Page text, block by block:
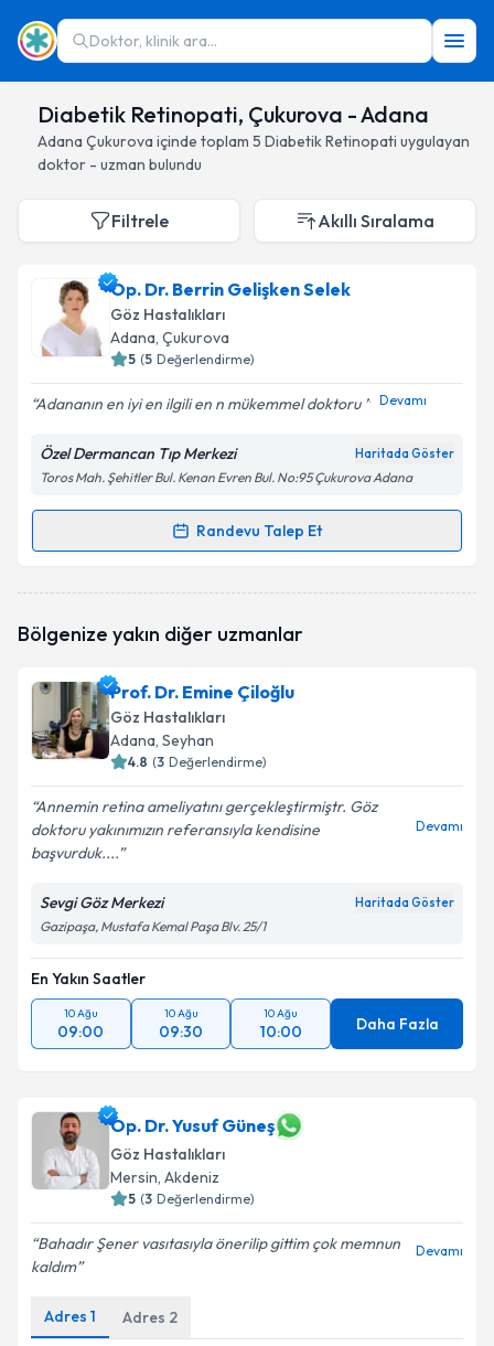
Doktor, klinik ara...
Diabetik Retinopati, Çukurova - Adana
Adana Çukurova içinde toplam 5 Diabetik Retinopati uygulayan
doktor - uzman bulundu
Filtrele Akıllı Sıralama
Op. Dr. Berrin Gelişken Selek
Göz Hastalıkları
Adana, Çukurova
5 (5 Değerlendirme)
Adananın en iyi en ilgili en n mükemmel doktoru ️️️ Devamı
Özel Dermancan Tıp Merkezi Haritada Göster
Toros Mah. Şehitler Bul. Kenan Evren Bul. No:95 Çukurova Adana
Randevu Talep Et
Randevu Takvimi Talebi
talebi oluşturun. Size bu uzmandan randevu almanız
bilgilendireceğiz.
E-posta Adresiniz
Kişisel verilerimin işlenmesine ilişkin
Aydınlatma
Metni
Bölgenize yakın diğer uzmanlar
Prof. Dr. Emine Çiloğlu
Göz Hastalıkları
Adana, Seyhan
4.8 (3 Değerlendirme)
Annemin retina ameliyatını gerçekleştirmiştr. Göz
doktoru yakınımızın referansıyla kendisine
başvurduk....
Devamı
Sevgi Göz Merkezi Haritada Göster
Gazipaşa, Mustafa Kemal Paşa Blv. 25/1
En Yakın Saatler
10 Ağu
09:00
10 Ağu
09:30
10 Ağu
10:00 Daha Fazla
Op. Dr. Yusuf Güneş
Göz Hastalıkları
Mersin, Akdeniz
5 (3 Değerlendirme)
Bahadır Şener vasıtasıyla önerilip gittim çok memnun
kaldım
Devamı
Adres 1 Adres 2